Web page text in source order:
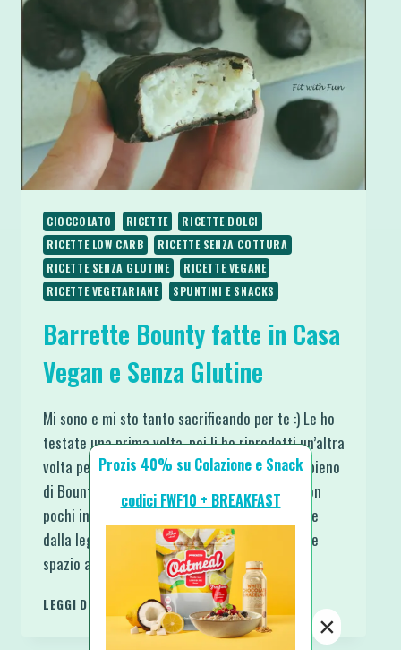
CIOCCOLATO RICETTE
RICETTE DOLCI
RICETTE LOW CARB
RICETTE SENZA COTTURA
RICETTE SENZA GLUTINE
RICETTE VEGANE
RICETTE VEGETARIANE
SPUNTINI E SNACKS
Barrette Bounty fatte in Casa
Vegan e Senza Glutine
Mi sono e mi sto tanto sacrificando per te :) Le ho
testate una prima volta, poi li ho riprodotti un’altra
volta per girare il video. Risultato: ho il frigo pieno
di Bounty. Fortuna che son fatti veramente con
pochi ingredienti e tutti salutari… lo si avverte
dalla leggerezza che assolutamente non toglie
spazio alla…
LEGGI DI PIÙ
BARRETTE
BOUNTY
FATTE
Prozis 40% su Colazione e Snack
codici FWF10 + BREAKFAST
×